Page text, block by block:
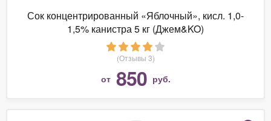
Сок концентрированный «Яблочный», кисл. 1,0-
1,5% канистра 5 кг (Джем&KO)
(Отзывы 3)
от 850 руб.